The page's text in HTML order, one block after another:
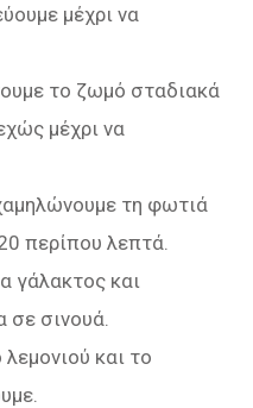
μέχρι να
το ζωμό σταδιακά
μέχρι να
τη φωτιά
περίπου λεπτά.
γάλακτος και
σινουά.
και το